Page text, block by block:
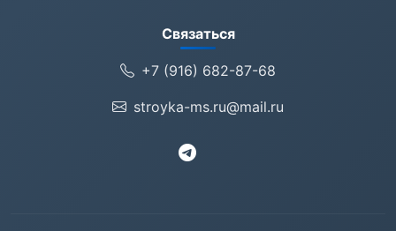
Связаться
+7 (916) 682-87-68
stroyka-ms.ru@mail.ru